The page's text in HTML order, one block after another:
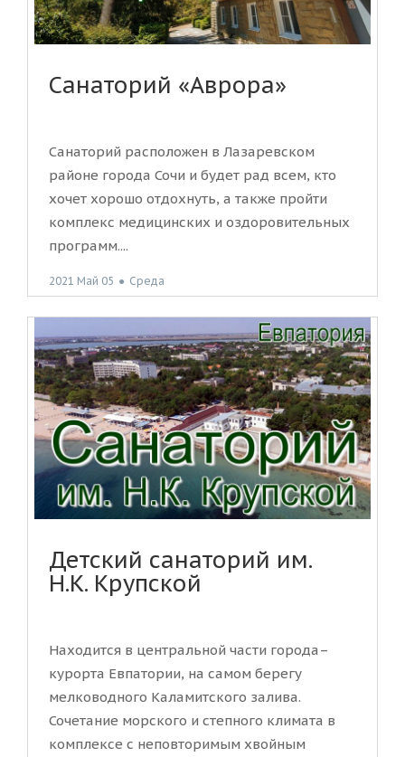
Санаторий «Аврора»
Санаторий расположен в Лазаревском
районе города Сочи и будет рад всем, кто
хочет хорошо отдохнуть, а также пройти
комплекс медицинских и оздоровительных
программ....
2021 Май 05 ● Среда
Детский санаторий им.
Н.К. Крупской
Находится в центральной части города–
курорта Евпатории, на самом берегу
мелководного Каламитского залива.
Сочетание морского и степного климата в
комплексе с неповторимым хвойным